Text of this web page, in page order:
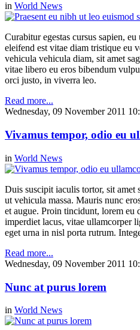
in World News
Curabitur egestas cursus sapien,
eleifend est vitae diam tristique eu
vehicula vehicula diam, sit amet
vitae libero eu eros bibendum
orci justo, in viverra leo.
Read more...
Wednesday, 09 November 2011
Vivamus tempor, odio eu
in World News
Duis suscipit iaculis tortor, sit amet
ut vehicula massa. Mauris nunc
et augue. Proin tincidunt, lorem eu
imperdiet lacus, vitae ullamcorper
eget urna in nisl porta rutrum.
Read more...
Wednesday, 09 November 2011
Nunc at purus lorem
in World News